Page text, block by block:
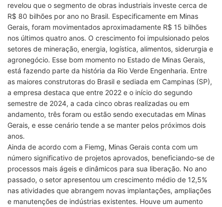
revelou que o segmento de obras industriais investe cerca de
R$ 80 bilhões por ano no Brasil. Especificamente em Minas
Gerais, foram movimentados aproximadamente R$ 15 bilhões
nos últimos quatro anos. O crescimento foi impulsionado pelos
setores de mineração, energia, logística, alimentos, siderurgia e
agronegócio. Esse bom momento no Estado de Minas Gerais,
está fazendo parte da história da Rio Verde Engenharia. Entre
as maiores construtoras do Brasil e sediada em Campinas (SP),
a empresa destaca que entre 2022 e o início do segundo
semestre de 2024, a cada cinco obras realizadas ou em
andamento, três foram ou estão sendo executadas em Minas
Gerais, e esse cenário tende a se manter pelos próximos dois
anos.
Ainda de acordo com a Fiemg, Minas Gerais conta com um
número significativo de projetos aprovados, beneficiando-se de
processos mais ágeis e dinâmicos para sua liberação. No ano
passado, o setor apresentou um crescimento médio de 12,5%
nas atividades que abrangem novas implantações, ampliações
e manutenções de indústrias existentes. Houve um aumento